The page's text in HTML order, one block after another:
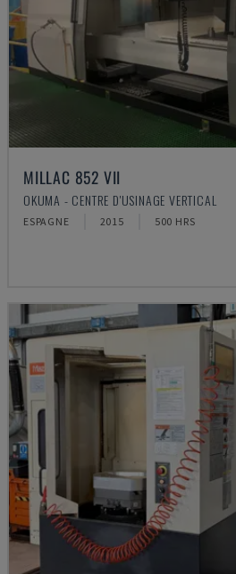
MILLAC 852 VII
OKUMA - CENTRE D'USINAGE VERTICAL
ESPAGNE 2015 500 HRS